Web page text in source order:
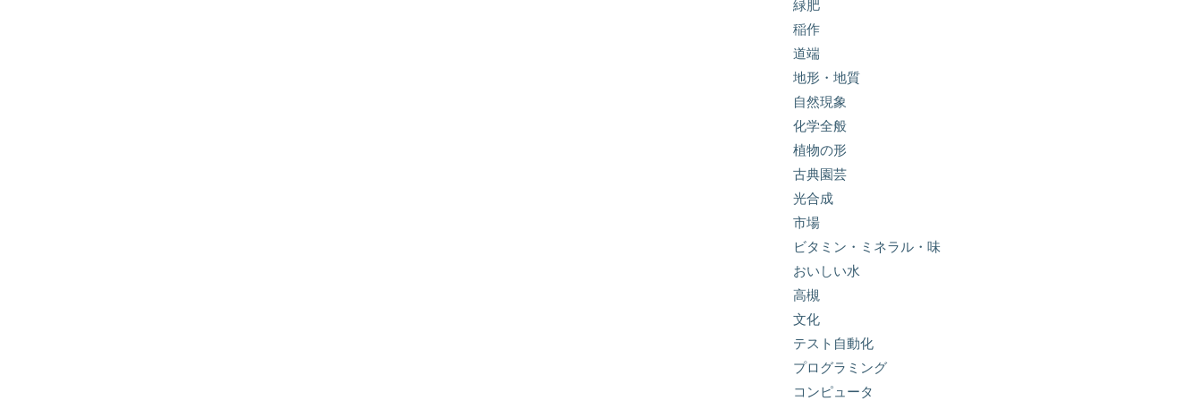
緑肥
稲作
道端
地形・地質
自然現象
化学全般
植物の形
古典園芸
光合成
市場
ビタミン・ミネラル・味
おいしい水
高槻
文化
テスト自動化
プログラミング
コンピュータ